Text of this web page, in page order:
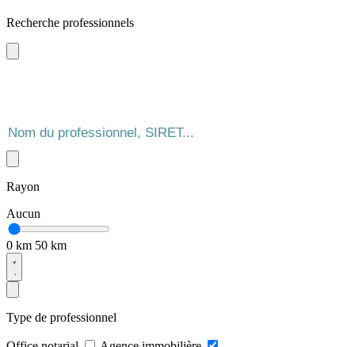
Recherche professionnels
Rayon
Aucun
0 km 50 km
Type de professionnel